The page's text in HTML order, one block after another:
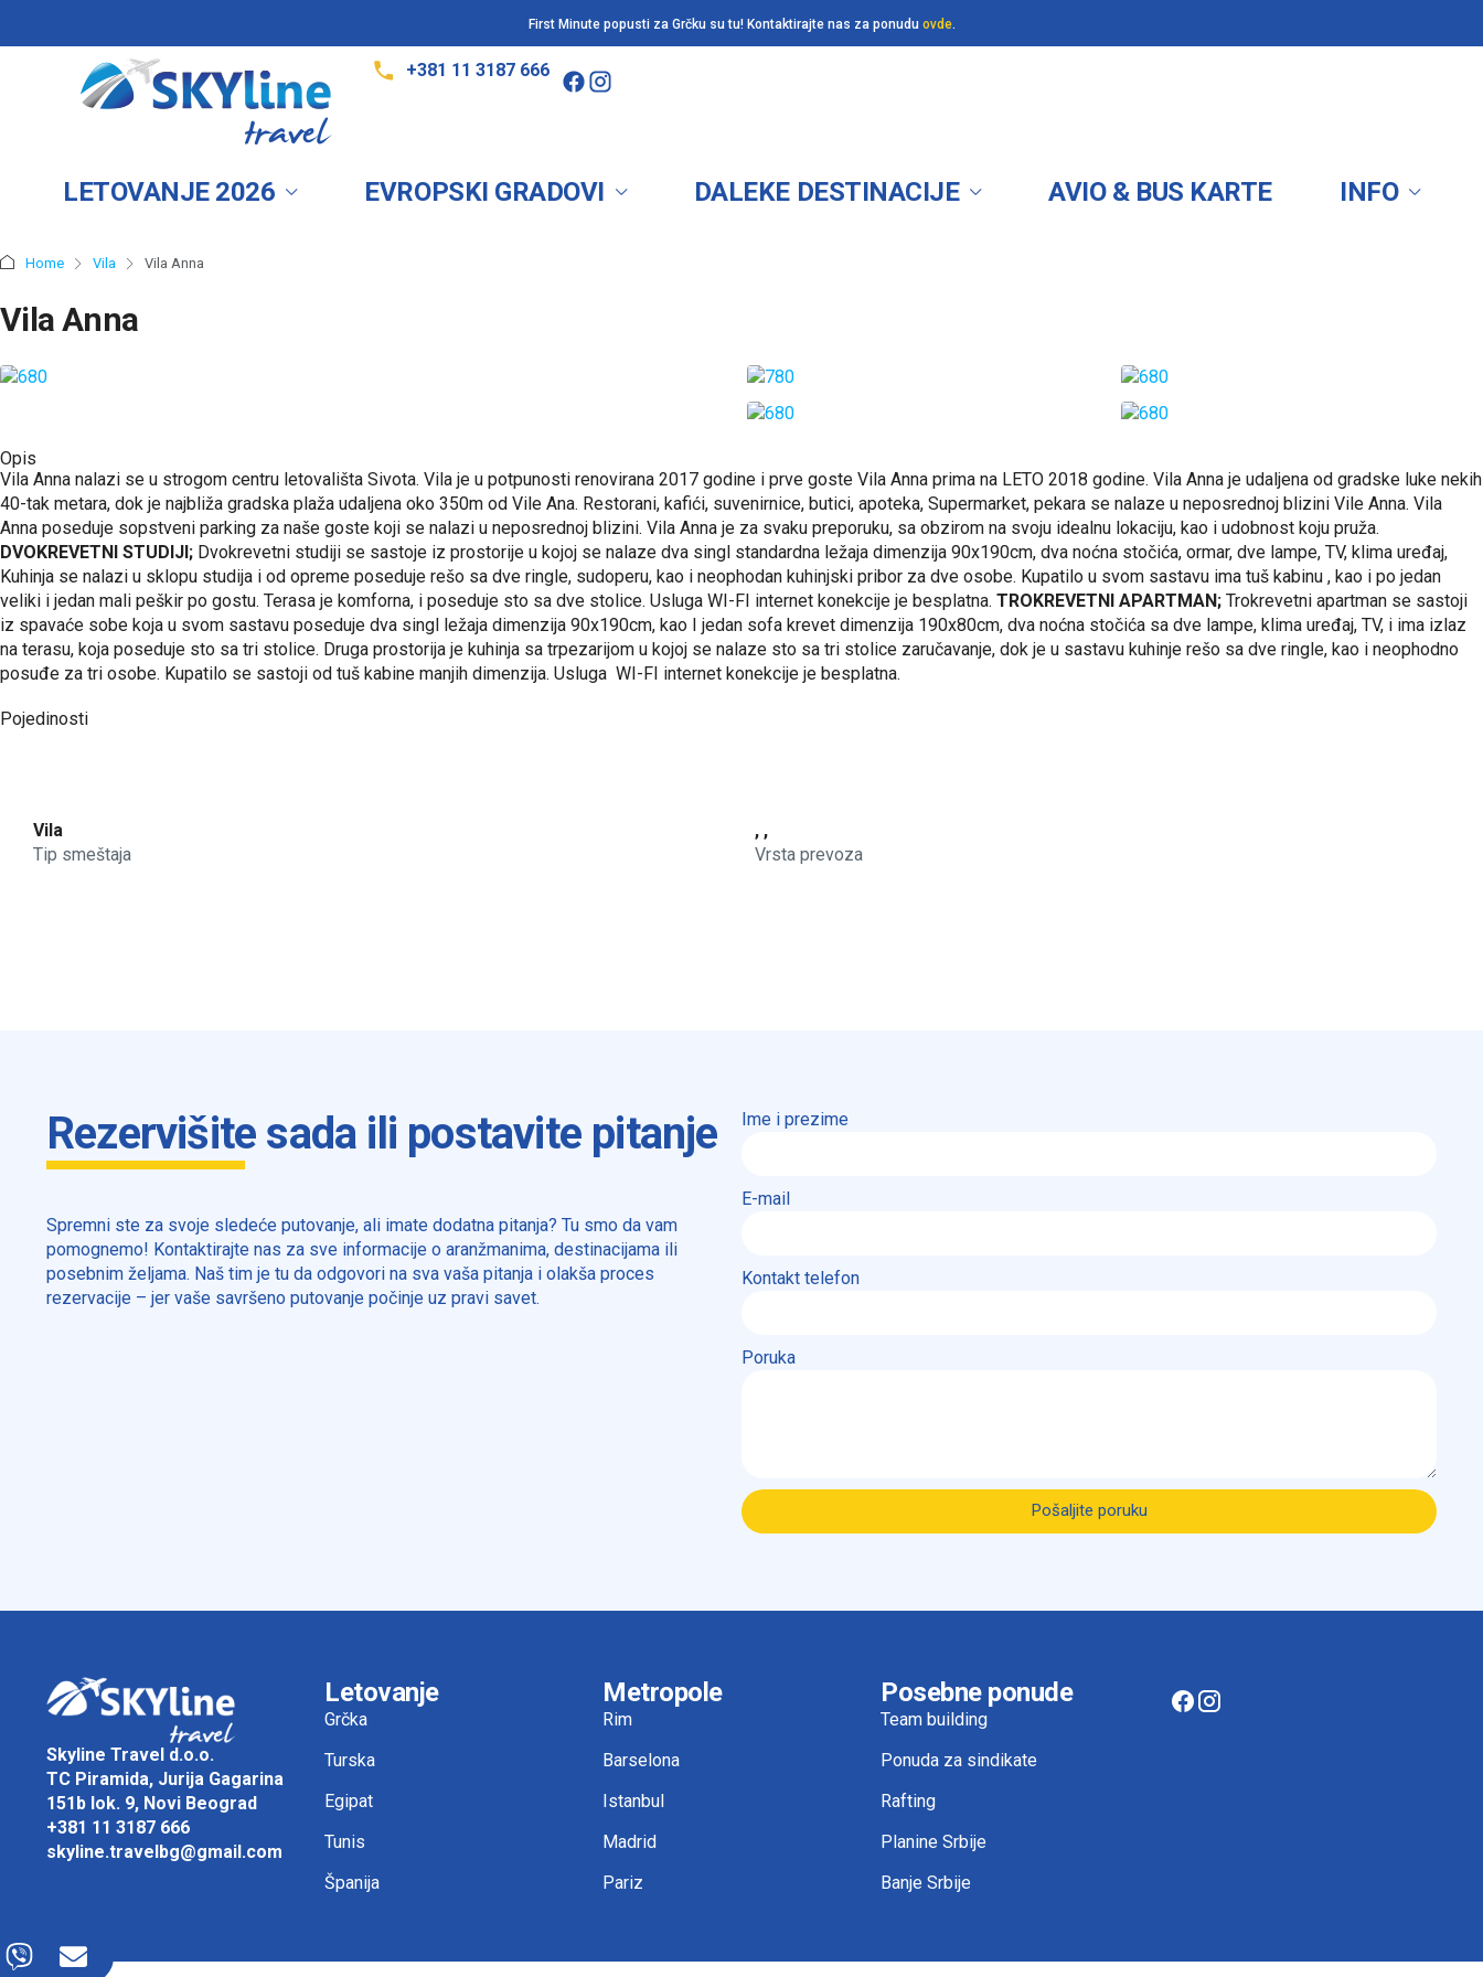
First Minute popusti za Grčku su tu! Kontaktirajte nas za ponudu ovde.
+381 11 3187 666
LETOVANJE 2026 EVROPSKI GRADOVI DALEKE DESTINACIJE AVIO & BUS KARTE INFO
Home Vila Vila Anna
Vila Anna
Opis
Vila Anna nalazi se u strogom centru letovališta Sivota. Vila je u potpunosti renovirana 2017 godine i prve goste Vila Anna prima na LETO 2018 godine. Vila Anna je udaljena od gradske luke nekih
40-tak metara, dok je najbliža gradska plaža udaljena oko 350m od Vile Ana. Restorani, kafići, suvenirnice, butici, apoteka, Supermarket, pekara se nalaze u neposrednoj blizini Vile Anna. Vila
Anna poseduje sopstveni parking za naše goste koji se nalazi u neposrednoj blizini. Vila Anna je za svaku preporuku, sa obzirom na svoju idealnu lokaciju, kao i udobnost koju pruža.
DVOKREVETNI STUDIJI; Dvokrevetni studiji se sastoje iz prostorije u kojoj se nalaze dva singl standardna ležaja dimenzija 90x190cm, dva noćna stočića, ormar, dve lampe, TV, klima uređaj,
Kuhinja se nalazi u sklopu studija i od opreme poseduje rešo sa dve ringle, sudoperu, kao i neophodan kuhinjski pribor za dve osobe. Kupatilo u svom sastavu ima tuš kabinu , kao i po jedan
veliki i jedan mali peškir po gostu. Terasa je komforna, i poseduje sto sa dve stolice. Usluga WI-FI internet konekcije je besplatna. TROKREVETNI APARTMAN; Trokrevetni apartman se sastoji
iz spavaće sobe koja u svom sastavu poseduje dva singl ležaja dimenzija 90x190cm, kao I jedan sofa krevet dimenzija 190x80cm, dva noćna stočića sa dve lampe, klima uređaj, TV, i ima izlaz
na terasu, koja poseduje sto sa tri stolice. Druga prostorija je kuhinja sa trpezarijom u kojoj se nalaze sto sa tri stolice zaručavanje, dok je u sastavu kuhinje rešo sa dve ringle, kao i neophodno
posuđe za tri osobe. Kupatilo se sastoji od tuš kabine manjih dimenzija. Usluga WI-FI internet konekcije je besplatna.
Pojedinosti
Vila
Tip smeštaja
, ,
Vrsta prevoza
Rezervišite sada ili postavite pitanje
Spremni ste za svoje sledeće putovanje, ali imate dodatna pitanja? Tu smo da vam
pomognemo! Kontaktirajte nas za sve informacije o aranžmanima, destinacijama ili
posebnim željama. Naš tim je tu da odgovori na sva vaša pitanja i olakša proces
rezervacije – jer vaše savršeno putovanje počinje uz pravi savet.
Ime i prezime
E-mail
Kontakt telefon
Poruka
Pošaljite poruku
Skyline Travel d.o.o.
TC Piramida, Jurija Gagarina
151b lok. 9, Novi Beograd
+381 11 3187 666
skyline.travelbg@gmail.com
Letovanje
Grčka
Turska
Egipat
Tunis
Španija
Metropole
Rim
Barselona
Istanbul
Madrid
Pariz
Posebne ponude
Team building
Ponuda za sindikate
Rafting
Planine Srbije
Banje Srbije